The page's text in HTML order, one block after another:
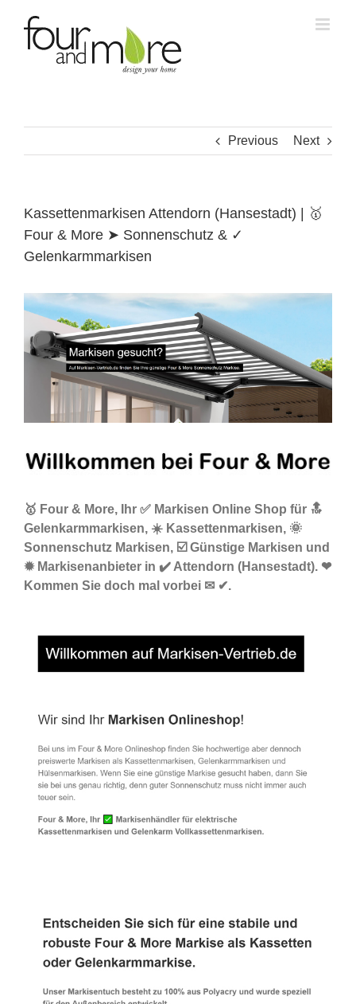
content
Previous Next
Kassettenmarkisen Attendorn (Hansestadt) | 🥇
Four & More ➤ Sonnenschutz & ✓
Gelenkarmmarkisen
🥇 Four & More, Ihr ✅ Markisen Online Shop für 🔝
Gelenkarmmarkisen, ☀️ Kassettenmarkisen, 🌞
Sonnenschutz Markisen, ☑️ Günstige Markisen und
✹ Markisenanbieter in ✔️ Attendorn (Hansestadt). ❤
Kommen Sie doch mal vorbei ✉ ✔.